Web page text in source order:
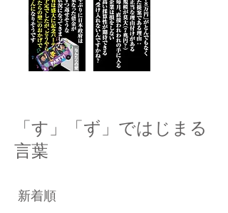
「す」「ず」ではじまる
言葉
新着順